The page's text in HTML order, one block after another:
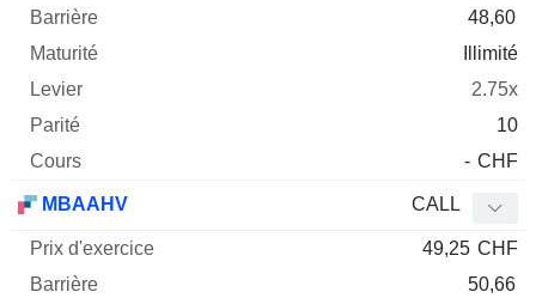
48,60
Illimité
2.75x
10
- CHF
MBAAHV CALL
49,25 CHF
50,66